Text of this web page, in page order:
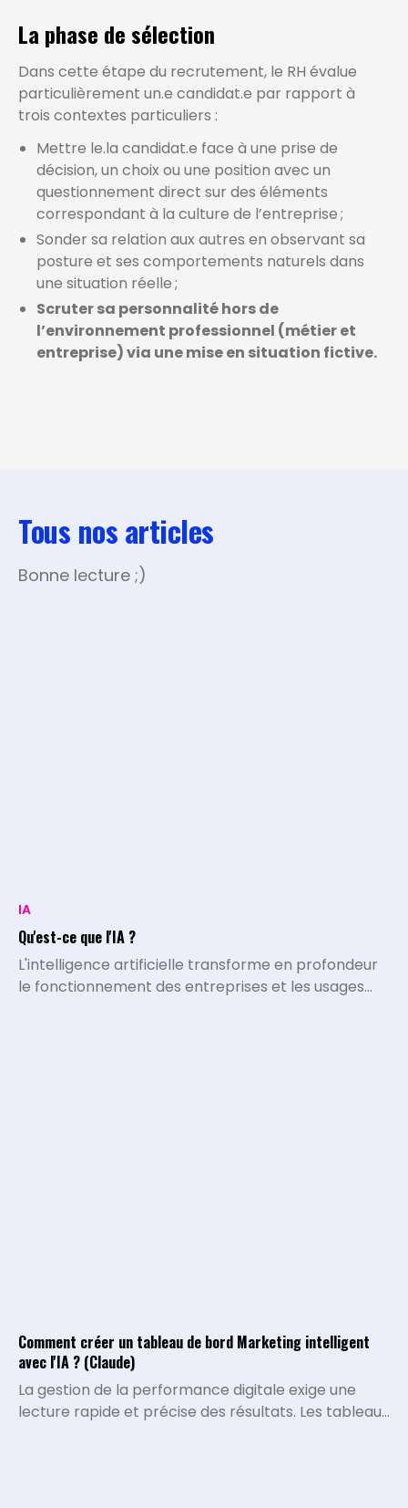
La phase de sélection
Dans cette étape du recrutement, le RH évalue
particulièrement un.e candidat.e par rapport à
trois contextes particuliers :
Mettre le.la candidat.e face à une prise de
décision, un choix ou une position avec un
questionnement direct sur des éléments
correspondant à la culture de l’entreprise ;
Sonder sa relation aux autres en observant sa
posture et ses comportements naturels dans
une situation réelle ;
Scruter sa personnalité hors de
l’environnement professionnel (métier et
entreprise) via une mise en situation fictive.
Tous nos articles
Bonne lecture ;)
IA
Qu'est-ce que l'IA ?
L'intelligence artificielle transforme en profondeur
le fonctionnement des entreprises et les usages
Comment créer un tableau de bord Marketing intelligent
avec l'IA ? (Claude)
La gestion de la performance digitale exige une
lecture rapide et précise des résultats. Les tableaux